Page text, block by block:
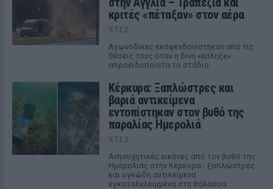
κριτές «πέταξαν» στον αέρα
ΧΤΕΣ
Αγωνοδίκες εκσφενδονίστηκαν από τις
θέσεις τους όταν η δίνη «έπληξε»
απροειδοποίητα το στάδιο
Κέρκυρα: Ξαπλώστρες και
βαριά αντικείμενα
εντοπίστηκαν στον βυθό της
παραλίας Ημερολιά
ΧΤΕΣ
Ανησυχητικές εικόνες από τον βυθό της
Ημερολιάς στην Κέρκυρα - ξαπλώστρες
και ογκώδη αντικείμενα
εγκαταλελειμμένα στη θάλασσα